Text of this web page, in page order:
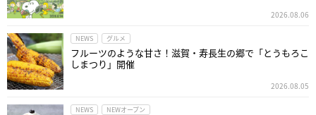
2026.08.06
NEWS グルメ
フルーツのような甘さ！滋賀・寿長生の郷で「とうもろこ
しまつり」開催
2026.08.05
NEWS NEWオープン